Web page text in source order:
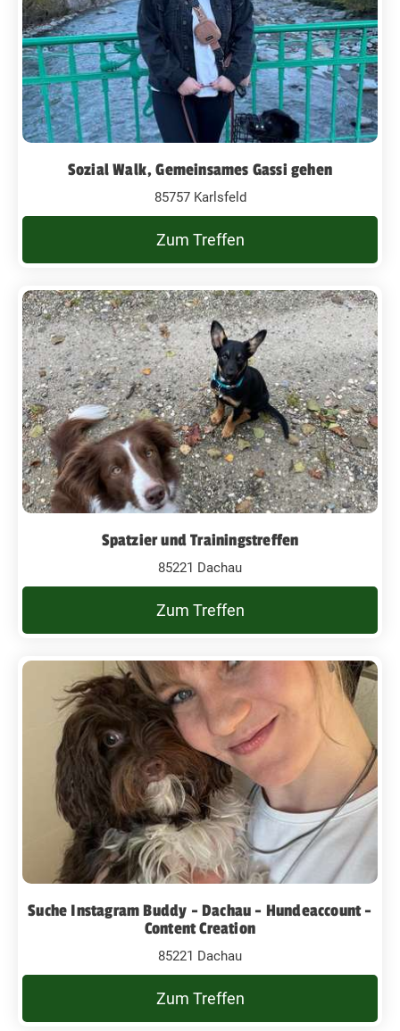
Sozial Walk, Gemeinsames Gassi gehen
85757 Karlsfeld
Zum Treffen
Spatzier und Trainingstreffen
85221 Dachau
Zum Treffen
Suche Instagram Buddy - Dachau - Hundeaccount -
Content Creation
85221 Dachau
Zum Treffen